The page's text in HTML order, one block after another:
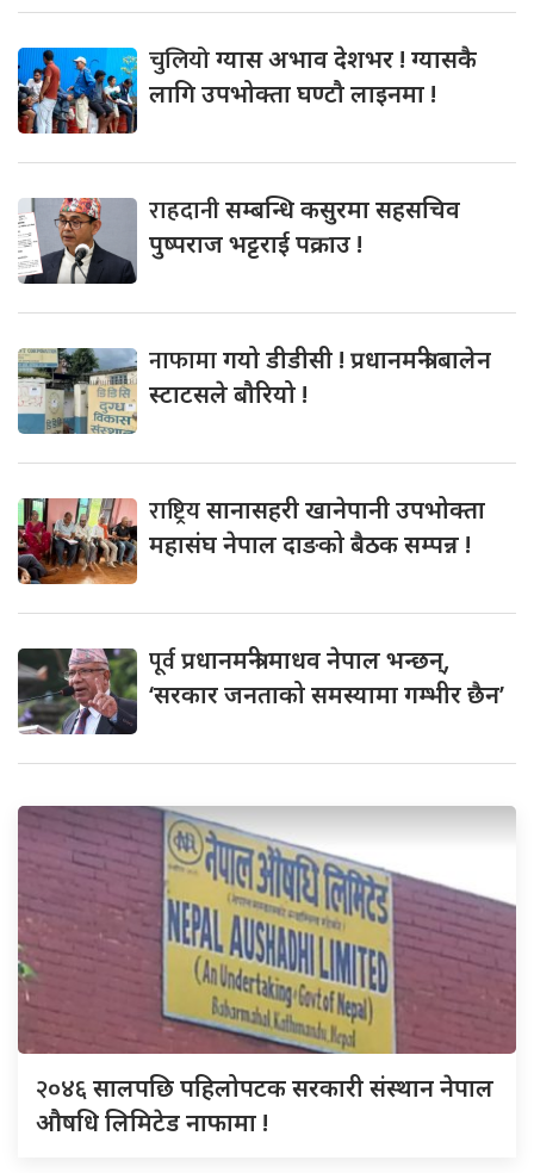
चुलियोग्यास अभाव देशभर ! ग्यासकै
लागि उपभोक्ता घण्टौ लाइनमा !
राहदानीसम्बन्धि कसुरमा सहसचिव
पुष्पराज भट्टराई पक्राउ !
नाफामागयो डीडीसी ! प्रधानमन्त्री बालेन
स्टाटसले बौरियो !
राष्ट्रियसानासहरी खानेपानी उपभोक्ता
महासंघ नेपाल दाङको बैठक सम्पन्न !
पूर्वप्रधानमन्त्री माधव नेपाल भन्छन्,
‘सरकार जनताको समस्यामा गम्भीर छैन’
२०४६सालपछि पहिलोपटक सरकारी संस्थान नेपाल
औषधि लिमिटेड नाफामा !